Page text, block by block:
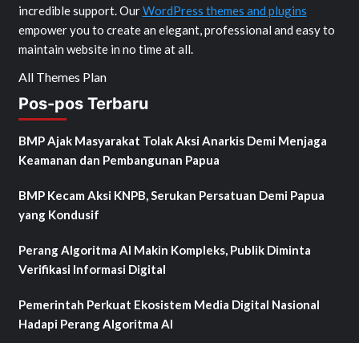
incredible support. OurWordPress themes and plugins
empower you to create an elegant, professional and easy to
maintain website in no time at all.
All Themes Plan
Pos-pos Terbaru
BMP Ajak Masyarakat Tolak Aksi Anarkis Demi Menjaga
Keamanan dan Pembangunan Papua
BMP Kecam Aksi KNPB, Serukan Persatuan Demi Papua
yang Kondusif
Perang Algoritma AI Makin Kompleks, Publik Diminta
Verifikasi Informasi Digital
Pemerintah Perkuat Ekosistem Media Digital Nasional
Hadapi Perang Algoritma AI